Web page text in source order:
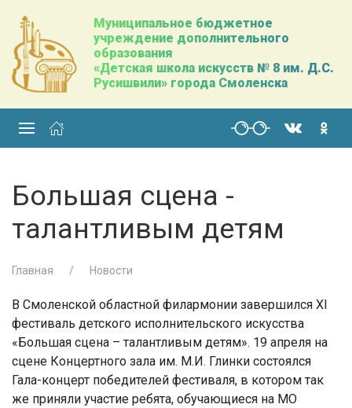
Муниципальное бюджетное
учреждение дополнительного
образования
«Детская школа искусств № 8 им. Д.С.
Русишвили» города Смоленска
Большая сцена -
талантливым детям
Главная Новости
В Смоленской областной филармонии завершился ХI
фестиваль детского исполнительского искусства
«Большая сцена – талантливым детям». 19 апреля на
сцене Концертного зала им. М.И. Глинки состоялся
Гала-концерт победителей фестиваля, в котором так
же приняли участие ребята, обучающиеся на МО